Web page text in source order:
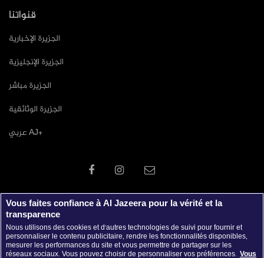
قنواتنا
الجزيرة الإخبارية
الجزيرة الإنجليزية
الجزيرة مباشر
الجزيرة الوثائقية
عربي AJ+
Vous faites confiance à Al Jazeera pour la vérité et la
transparence
Nous utilisons des cookies et d'autres technologies de suivi pour fournir et
personnaliser le contenu publicitaire, rendre les fonctionnalités disponibles,
mesurer les performances du site et vous permettre de partager sur les
réseaux sociaux. Vous pouvez choisir de personnaliser vos préférences. Vous